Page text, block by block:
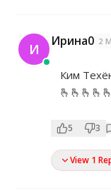
И Ирина0 2
Ким
🫰🫰🫰🫰🫰
5 3
View 1